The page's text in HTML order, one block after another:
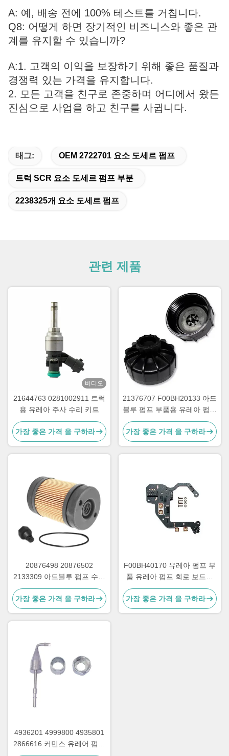
A: 예, 배송 전에 100% 테스트를 거칩니다.
Q8: 어떻게 하면 장기적인 비즈니스와 좋은 관
계를 유지할 수 있습니까?
A:1. 고객의 이익을 보장하기 위해 좋은 품질과
경쟁력 있는 가격을 유지합니다.
2. 모든 고객을 친구로 존중하며 어디에서 왔든
진심으로 사업을 하고 친구를 사귑니다.
태그: OEM 2722701 요소 도세르 펌프
트럭 SCR 요소 도세르 펌프 부분
2238325개 요소 도세르 펌프
관련 제품
비디오
21644763 0281002911 트럭
용 유레아 주사 수리 키트
가장 좋은 가격 을 구하라
21376707 F00BH20133 아드
블루 펌프 부품용 유레아 펌프
캡
가장 좋은 가격 을 구하라
20876498 20876502
2133309 아드블루 펌프 수리
부품을 위한 유레아 펌프 필터
가장 좋은 가격 을 구하라
F00BH40170 유레아 펌프 부
품 유레아 펌프 회로 보드의
납 프레임
가장 좋은 가격 을 구하라
4936201 4999800 4935801
2866616 커민스 유레어 펌프